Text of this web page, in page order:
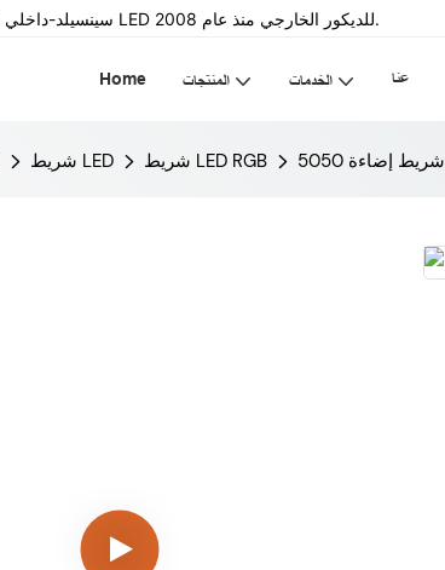
سينسيلد-داخلي & الشركة المصنعة لشريط LED للديكور الخارجي منذ عام 2008.
Home المنتجات الخدمات عنا
شريط LED شريط LED RGB